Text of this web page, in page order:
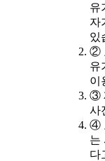
유
자
있
②
유
이
③
사
④
는
다